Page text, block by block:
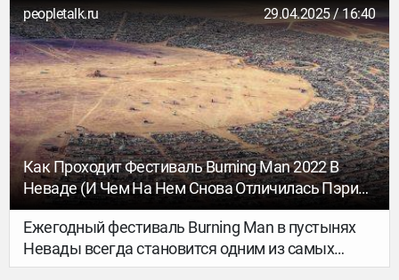
Здесь можно посетить интерактивные
экскурсии, покататься на русской тройке,
послушать перезвон колоколов, увидеть
декорации к популярным фильмам, а самое
главное — прикоснуться к многовековой
истории.
peopletalk.ru 29.04.2025 / 16:40
Как Проходит Фестиваль Burning Man 2022 В
Неваде (и Чем На Нем Снова Отличилась Пэрис
Хилтон)
Ежегодный фестиваль Burning Man в пустынях
Невады всегда становится одним из самых
запоминающихся событий года. Главная миссия